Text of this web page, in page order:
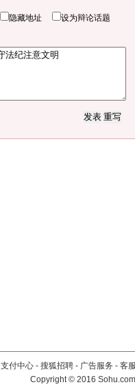
隐藏地址 设为辩论话题
支付中心 - 搜狐招聘 - 广告服务 - 客
Copyright©2016